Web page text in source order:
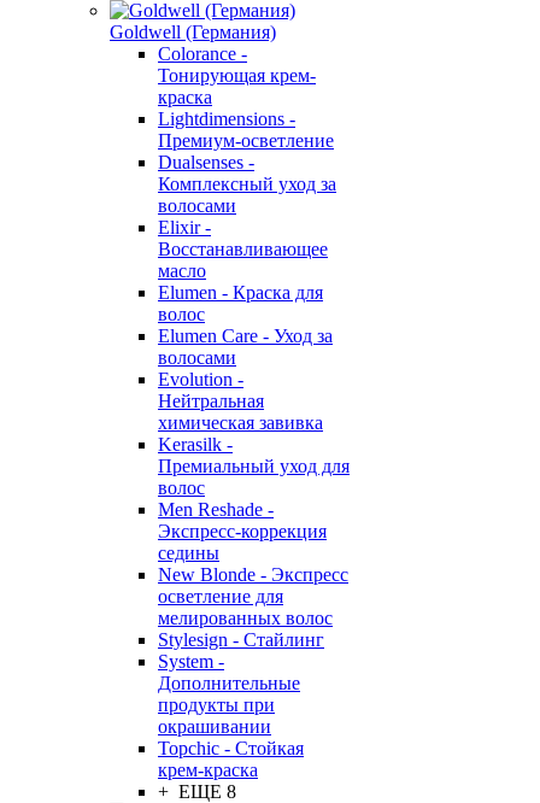
Goldwell (Германия)
Colorance -
Тонирующая крем-
краска
Lightdimensions -
Премиум-осветление
Dualsenses -
Комплексный уход за
волосами
Elixir -
Восстанавливающее
масло
Elumen - Краска для
волос
Elumen Care - Уход за
волосами
Evolution -
Нейтральная
химическая завивка
Kerasilk -
Премиальный уход для
волос
Men Reshade -
Экспресс-коррекция
седины
New Blonde - Экспресс
осветление для
мелированных волос
Stylesign - Стайлинг
System -
Дополнительные
продукты при
окрашивании
Topchic - Стойкая
крем-краска
+ ЕЩЕ 8